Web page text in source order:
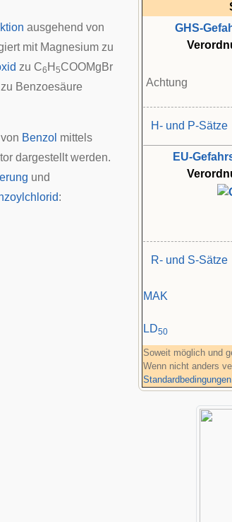
GHS-
Achtung
H- und P-Sätze
EU-
R- und S-Sätze
MAK
LD50
Soweit möglich und
Wenn nicht anders
Standardbedingungen
ausgehend von
mit Magnesium zu
zu C6 H 5COOMgBr
Benzoesäure
von Benzol mittels
dargestellt werden.
und
: